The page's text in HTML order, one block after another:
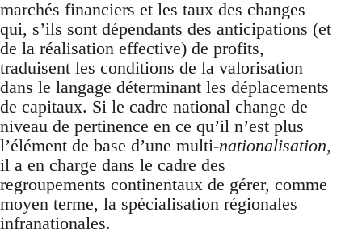
marchés financiers et les taux des changes
qui, s’ils sont dépendants des anticipations (et
de la réalisation effective) de profits,
traduisent les conditions de la valorisation
dans le langage déterminant les déplacements
de capitaux. Si le cadre national change de
niveau de pertinence en ce qu’il n’est plus
l’élément de base d’une multi-nationalisation,
il a en charge dans le cadre des
regroupements continentaux de gérer, comme
moyen terme, la spécialisation régionales
infranationales.